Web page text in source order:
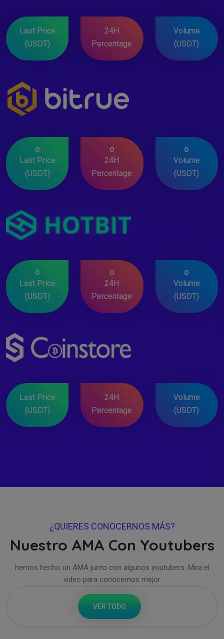
Last Price
(USDT)
24H
Percentage
Volume
(USDT)
0
Last Price
(USDT)
0
24H
Percentage
0
Volume
(USDT)
0
Last Price
(USDT)
0
24H
Percentage
0
Volume
(USDT)
Last Price
(USDT)
24H
Percentage
Volume
(USDT)
¿QUIERES CONOCERNOS MÁS?
Nuestro AMA Con Youtubers
hemos hecho un AMA junto con algunos youtubers. Mira el
video para conocernos mejor
VER TODO